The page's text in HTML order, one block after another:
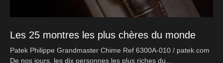
Les 25 montres les plus chères du monde
Patek Philippe Grandmaster Chime Ref 6300A-010 / patek.com
De nos jours, les dix personnes les plus riches du…